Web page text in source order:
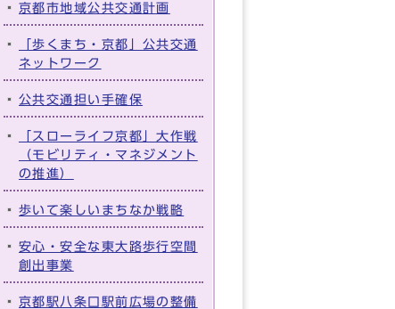
京都市地域公共交通計画
「歩くまち・京都」公共交通
ネットワーク
公共交通担い手確保
「スローライフ京都」大作戦
（モビリティ・マネジメント
の推進）
歩いて楽しいまちなか戦略
安心・安全な東大路歩行空間
創出事業
京都駅八条口駅前広場の整備